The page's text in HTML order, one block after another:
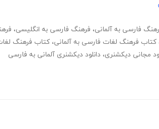
فارسی به آلمانی، فرهنگ فارسی به انگلیسی،
کتاب فرهنگ لغات فارسی به آلمانی، کتاب فرهنگ
مجانی دیکشنری، دانلود دیکشنری آلمانی به فارسی